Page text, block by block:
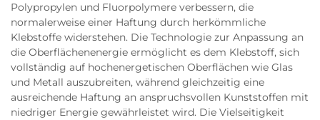
Polypropylen und Fluorpolymere verbessern, die
normalerweise einer Haftung durch herkömmliche
Klebstoffe widerstehen. Die Technologie zur Anpassung an
die Oberflächenenergie ermöglicht es dem Klebstoff, sich
vollständig auf hochenergetischen Oberflächen wie Glas
und Metall auszubreiten, während gleichzeitig eine
ausreichende Haftung an anspruchsvollen Kunststoffen mit
niedriger Energie gewährleistet wird. Die Vielseitigkeit